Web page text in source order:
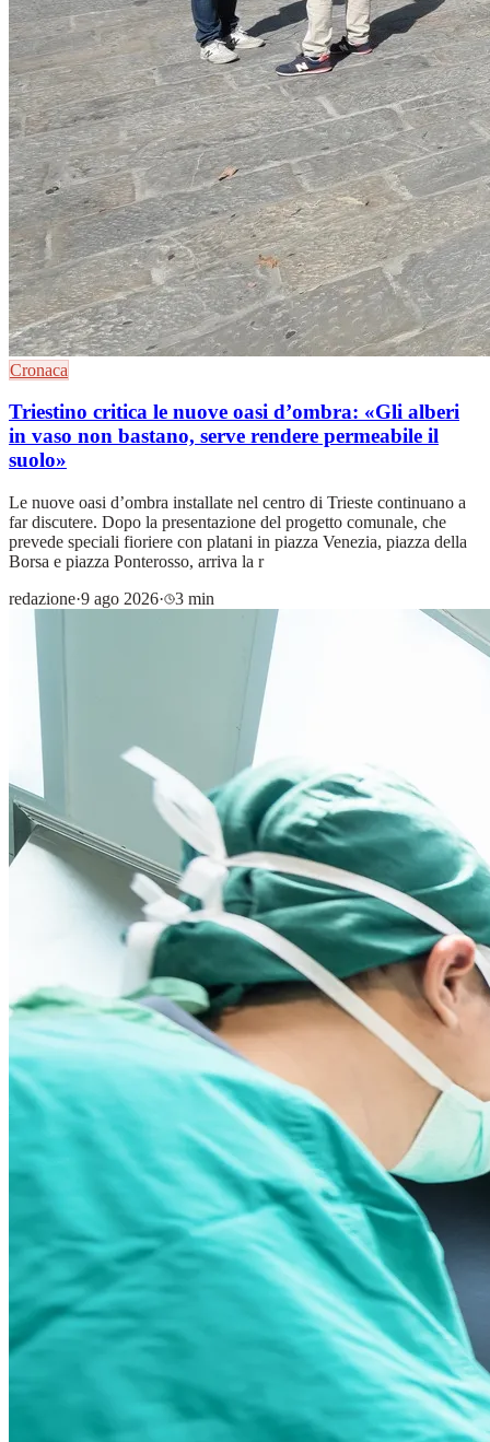
Cronaca
Triestino critica le nuove oasi d’ombra: «Gli alberi
in vaso non bastano, serve rendere permeabile il
suolo»
Le nuove oasi d’ombra installate nel centro di Trieste continuano a
far discutere. Dopo la presentazione del progetto comunale, che
prevede speciali fioriere con platani in piazza Venezia, piazza della
Borsa e piazza Ponterosso, arriva la r
redazione·9 ago 2026· 3 min